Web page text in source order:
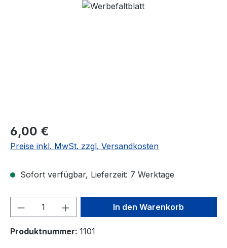
Bildergalerie überspringen
Regulärer Preis:
6,00 €
Preise inkl. MwSt. zzgl. Versandkosten
Sofort verfügbar, Lieferzeit: 7 Werktage
Produkt Anzahl: Gib denIn den Warenkorb
Produktnummer: 1101